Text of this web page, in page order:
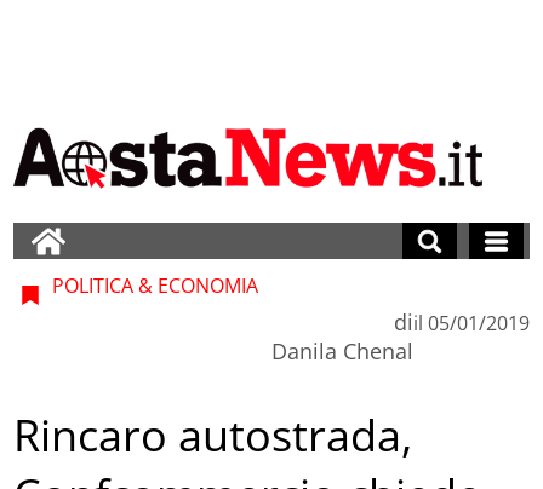
POLITICA & ECONOMIA
di
Danila Chenal
il 05/01/2019
Rincaro autostrada,